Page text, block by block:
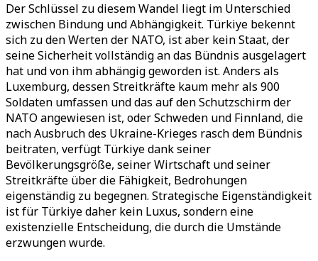
Der Schlüssel zu diesem Wandel liegt im Unterschied
zwischen Bindung und Abhängigkeit. Türkiye bekennt
sich zu den Werten der NATO, ist aber kein Staat, der
seine Sicherheit vollständig an das Bündnis ausgelagert
hat und von ihm abhängig geworden ist. Anders als
Luxemburg, dessen Streitkräfte kaum mehr als 900
Soldaten umfassen und das auf den Schutzschirm der
NATO angewiesen ist, oder Schweden und Finnland, die
nach Ausbruch des Ukraine-Krieges rasch dem Bündnis
beitraten, verfügt Türkiye dank seiner
Bevölkerungsgröße, seiner Wirtschaft und seiner
Streitkräfte über die Fähigkeit, Bedrohungen
eigenständig zu begegnen. Strategische Eigenständigkeit
ist für Türkiye daher kein Luxus, sondern eine
existenzielle Entscheidung, die durch die Umstände
erzwungen wurde.